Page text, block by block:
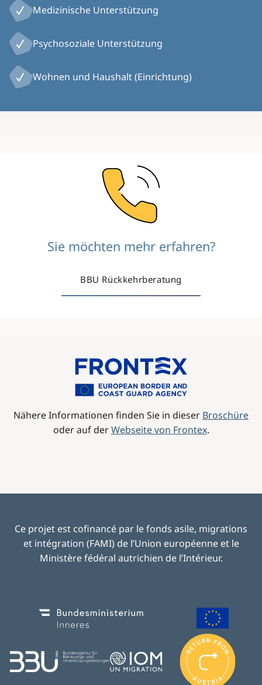
Medizinische Unterstützung
Psychosoziale Unterstützung
Wohnen und Haushalt (Einrichtung)
Sie möchten mehr erfahren?
BBU Rückkehrberatung
Nähere Informationen finden Sie in dieser Broschüre
oder auf derWebseite von Frontex.
Ce projet est cofinancé par le fonds asile, migrations
et intégration (FAMI) de l’Union européenne et le
Ministère fédéral autrichien de l’Intérieur.
Image Image
Image Image